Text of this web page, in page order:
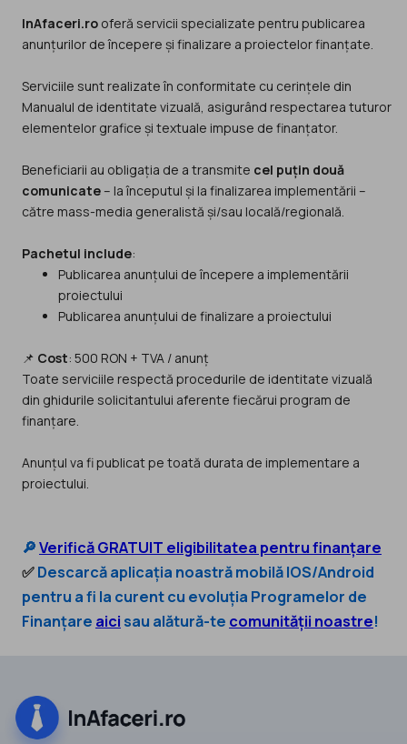
InAfaceri.ro oferă servicii specializate pentru publicarea
anunțurilor de începere și finalizare a proiectelor finanțate.
Serviciile sunt realizate în conformitate cu cerințele din
Manualul de identitate vizuală, asigurând respectarea tuturor
elementelor grafice și textuale impuse de finanțator.
Beneficiarii au obligația de a transmite cel puțin două
comunicate – la începutul și la finalizarea implementării –
către mass-media generalistă și/sau locală/regională.
Pachetul include:
Publicarea anunțului de începere a implementării
proiectului
Publicarea anunțului de finalizare a proiectului
📌 Cost: 500 RON + TVA / anunț
Toate serviciile respectă procedurile de identitate vizuală
din ghidurile solicitantului aferente fiecărui program de
finanțare.
Anunțul va fi publicat pe toată durata de implementare a
proiectului.
🔎Verifică GRATUIT eligibilitatea pentru finanțare
✅Descarcă aplicația noastră mobilă IOS/Android
pentru a fi la curent cu evoluția Programelor de
Finanțare aici sau alătură-te comunității noastre!